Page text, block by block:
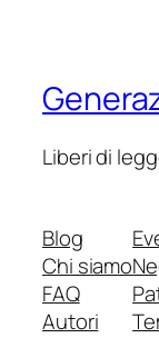
Liberi di
Blog
Chi siamo
FAQ
Autori